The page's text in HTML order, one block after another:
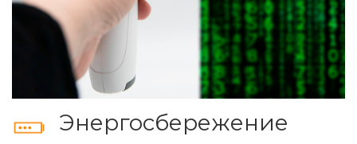
Энергосбережение